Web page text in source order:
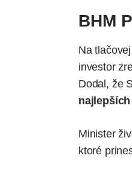
BHM
Na
investor
Dodal, že
Minister
ktoré